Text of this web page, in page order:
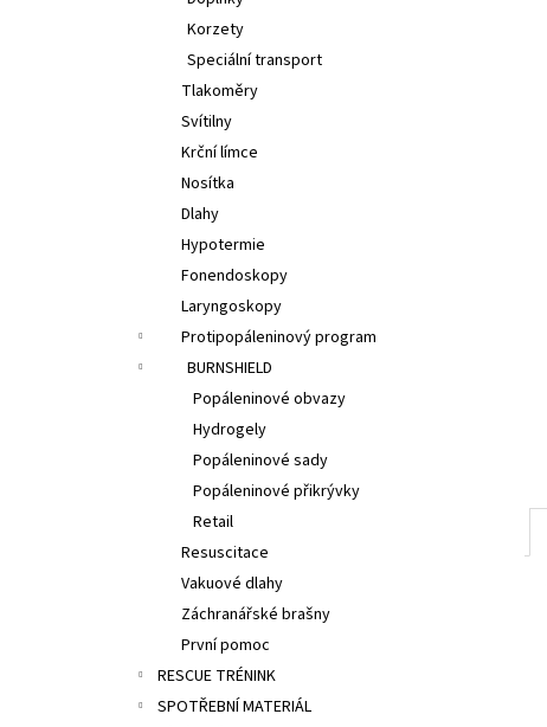
Korzety
Speciální transport
Tlakoměry
Svítilny
Krční límce
Nosítka
Dlahy
Hypotermie
Fonendoskopy
Laryngoskopy
Protipopáleninový program
BURNSHIELD
Popáleninové obvazy
Hydrogely
Popáleninové sady
Popáleninové přikrývky
Retail
Resuscitace
Vakuové dlahy
Záchranářské brašny
První pomoc
RESCUE TRÉNINK
SPOTŘEBNÍ MATERIÁL